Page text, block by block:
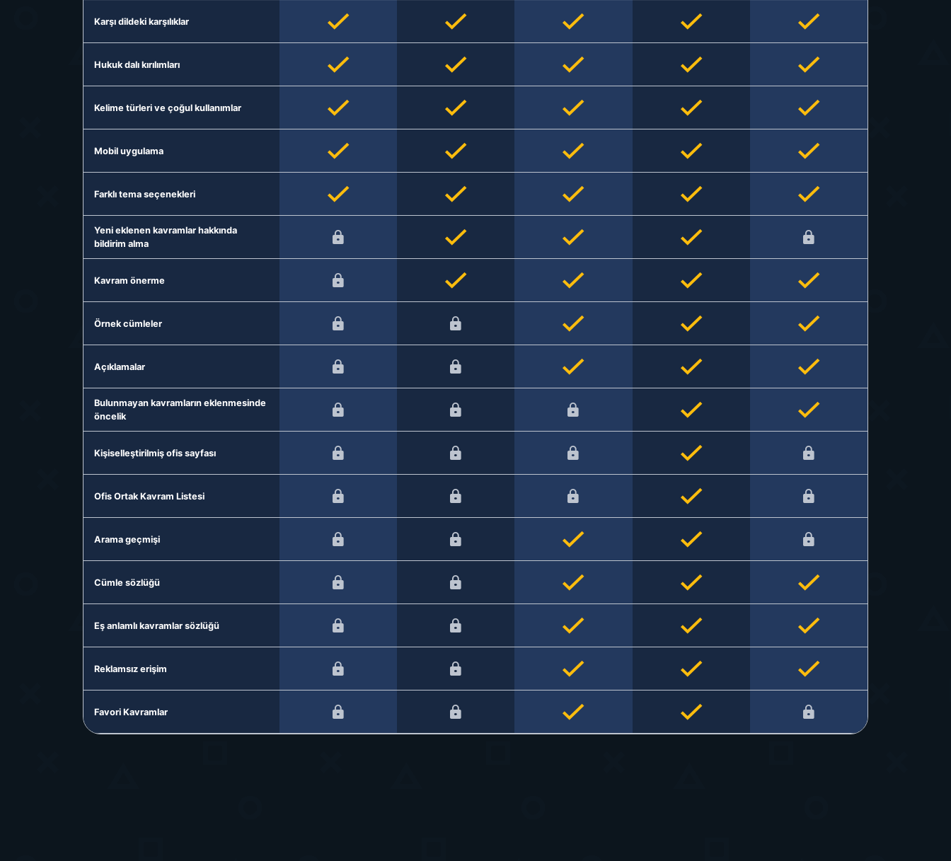
Karşı dildeki karşılıklar
Hukuk dalı kırılımları
Kelime türleri ve çoğul kullanımlar
Mobil uygulama
Farklı tema seçenekleri
Yeni eklenen kavramlar hakkında
bildirim alma
Kavram önerme
Örnek cümleler
Açıklamalar
Bulunmayan kavramların eklenmesinde
öncelik
Kişiselleştirilmiş ofis sayfası
Ofis Ortak Kavram Listesi
Arama geçmişi
Cümle sözlüğü
Eş anlamlı kavramlar sözlüğü
Reklamsız erişim
Favori Kavramlar